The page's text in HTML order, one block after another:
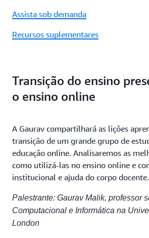
Assista sob demanda
Recursos suplementares
Transição do ensino
o ensino online
A Gaurav compartilhará as lições
transição de um grande grupo de
educação online. Analisaremos as
como utilizá-las no ensino online e
institucional e ajuda do corpo docente.
Palestrante: Gaurav Malik, professor
Computacional e Informática na
London